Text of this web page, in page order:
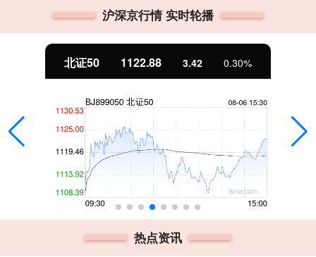
沪深京行情 实时轮播
北证50 1122.88 3.42 0.30%
热点资讯